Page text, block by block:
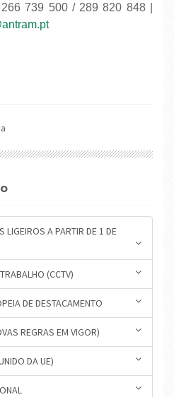
739 500 / 289 820 848 |
LIGEIROS A PARTIR DE 1 DE
(CCTV)
DE DESTACAMENTO
REGRAS EM VIGOR)
DA UE)